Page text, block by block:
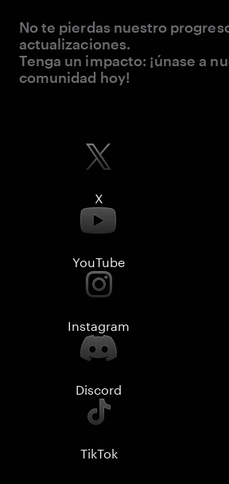
No te pierdas nuestro
actualizaciones.
Tenga un impacto: ¡únase a
comunidad hoy!
X
YouTube
Instagram
Discord
TikTok